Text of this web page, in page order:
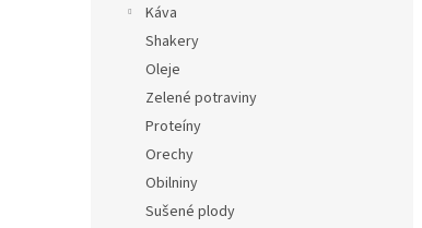
Káva
Shakery
Oleje
Zelené potraviny
Proteíny
Orechy
Obilniny
Sušené plody